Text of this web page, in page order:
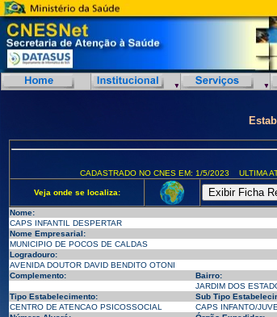
CADASTRADO NO CNES EM: 1/5/2023 ULTIMA
Veja onde se localiza:
Nome:
CAPS INFANTIL DESPERTAR
Nome Empresarial:
MUNICIPIO DE POCOS DE CALDAS
Logradouro:
AVENIDA DOUTOR DAVID BENDITO OTONI
Complemento:
Bairro:
JARDIM DOS
Tipo Estabelecimento:
Sub Tipo
CENTRO DE ATENCAO PSICOSSOCIAL
CAPS INFANTO/